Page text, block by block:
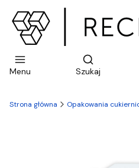
Menu
Otwórz
Szukaj
Strona główna Opakowania